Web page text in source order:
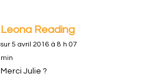
Leona Reading
sur 5 avril 2016 à 8 h 07
min
Merci Julie ?